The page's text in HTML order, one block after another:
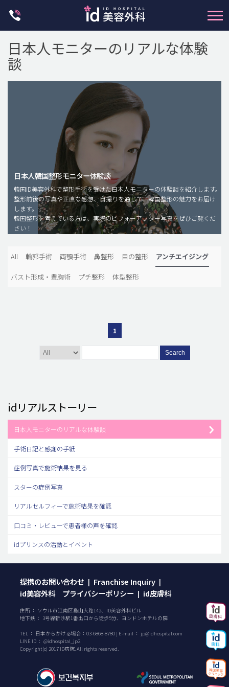
二重・目元整形
脂肪注入(アンチエイジング)
豊胸手術・バストアップ
プチ整形
idリアルストーリー
日本人モニターのリアルな体験
談
日本人韓国整形モニター体験談
韓国ID美容外科で整形手術を受けた日本人モニターの体験談を紹介します。
整形前後の写真や正直な感想、自撮りを通じて、韓国整形の魅力をお届け
します。
韓国整形を考えている方は、実際のビフォーアフター写真をぜひご覧くだ
さい！
All 輪郭手術 両顎手術 鼻整形 目の整形 アンチエイジング
バスト形成・豊胸術 プチ整形 体型整形
1
Search
idリアルストーリー
日本人モニターのリアルな体験談
手術日記と感謝の手紙
症例写真で施術結果を見る
スターの症例写真
リアルセルフィーで施術結果を確認
口コミ・レビューで患者様の声を確認
idプリンスの活動とイベント
提携のお問い合わせ | Franchise Inquiry |
id美容外科 プライバシーポリシー | id皮膚科
住所 ： ソウル市江南区島山大路142、ID美容外科ビル
地下鉄 ： 3号線新沙駅1番出口から徒歩5分、ヨンドンホテルの隣
TEL ： 日本からかける場合： 03-6868-8780 | E-mail ： jp@idhospital.com
LINE ID ： @idhospital_jp2
Copyright(c) 2017 ID病院. All rights reserved.